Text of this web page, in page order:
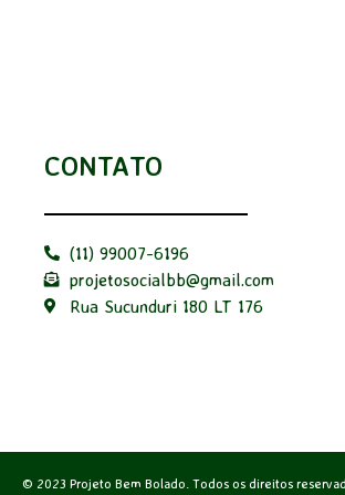
CONTATO
(11) 99007-6196
projetosocialbb@gmail.com
Rua Sucunduri 180 LT 176
© 2023 Projeto Bem Bolado. Todos os direitos